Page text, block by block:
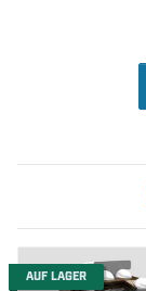
AUF LAGER